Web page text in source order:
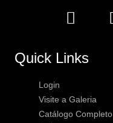
Quick Links
Login
Visite a Galeria
Catálogo Completo